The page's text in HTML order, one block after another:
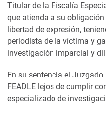
Titular de la Fiscalía
que atienda a su
libertad de expresión,
periodista de la víctima y
investigación imparcial y
En su sentencia el
FEADLE lejos de cumplir
especializado de